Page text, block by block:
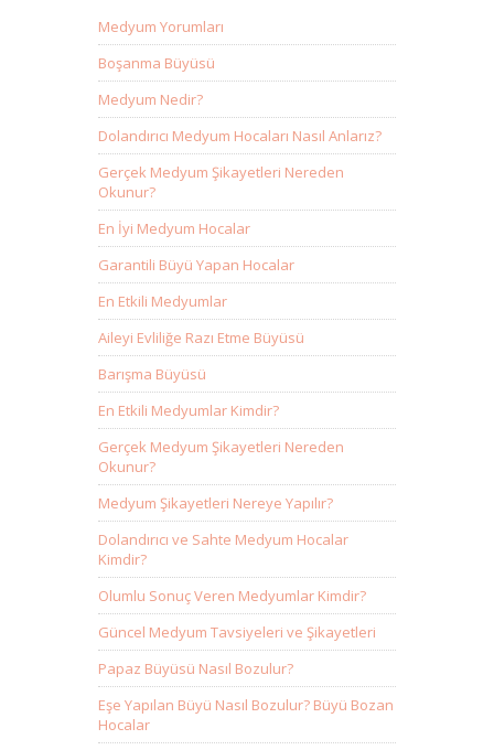
Medyum Yorumları
Boşanma Büyüsü
Medyum Nedir?
Dolandırıcı Medyum Hocaları Nasıl Anlarız?
Gerçek Medyum Şikayetleri Nereden
Okunur?
En İyi Medyum Hocalar
Garantili Büyü Yapan Hocalar
En Etkili Medyumlar
Aileyi Evliliğe Razı Etme Büyüsü
Barışma Büyüsü
En Etkili Medyumlar Kimdir?
Gerçek Medyum Şikayetleri Nereden
Okunur?
Medyum Şikayetleri Nereye Yapılır?
Dolandırıcı ve Sahte Medyum Hocalar
Kimdir?
Olumlu Sonuç Veren Medyumlar Kimdir?
Güncel Medyum Tavsiyeleri ve Şikayetleri
Papaz Büyüsü Nasıl Bozulur?
Eşe Yapılan Büyü Nasıl Bozulur? Büyü Bozan
Hocalar